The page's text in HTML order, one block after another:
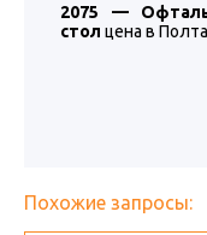
2075 —
стол цена в
Похожие запросы: